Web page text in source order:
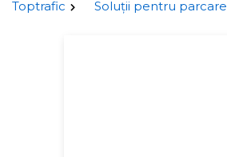
Toptrafic Soluții pentru parcare